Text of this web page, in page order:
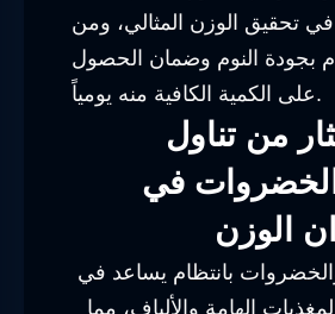
في تحقيق الوزن المثالي، ومن
بجودة النوم وضمان الحصول
على الكمية الكافية منه يومياً.
من تناول
في
الوزن
بانتظام يساعد في
الهامة والألياف، مما